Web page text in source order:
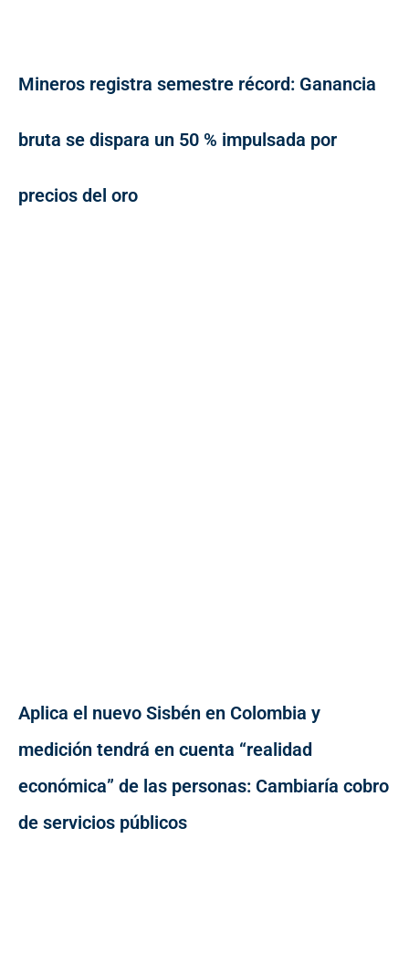
Mineros registra semestre récord: Ganancia
bruta se dispara un 50 % impulsada por
precios del oro
Aplica el nuevo Sisbén en Colombia y
medición tendrá en cuenta “realidad
económica” de las personas: Cambiaría cobro
de servicios públicos